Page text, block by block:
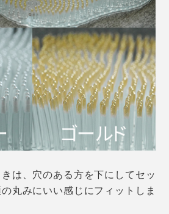
は、穴のある方を下にしてセッ
丸みにいい感じにフィットしま